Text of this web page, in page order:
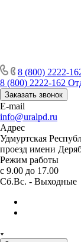
8 (800) 2222-
8 (800) 2222-162
Заказать звонок
E-mail
info@uralpd.ru
Адрес
Удмуртская
проезд имени
Режим работы
с 9.00 до 17.00
Сб.Вс. - Выходные